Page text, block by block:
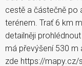
cestě a částečně po
terénem. Trať 6 km
detailněji
má převýšení 530 m
zde https://mapy.cz/